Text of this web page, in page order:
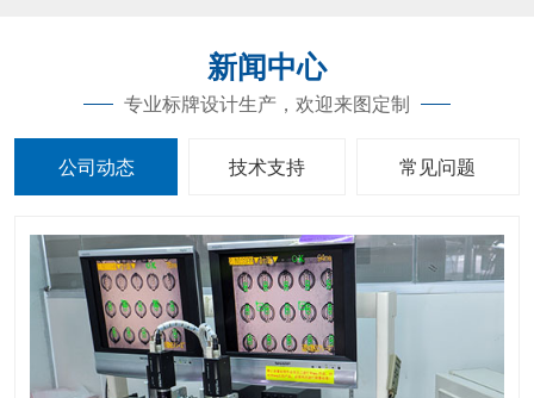
新闻中心
专业标牌设计生产，欢迎来图定制
公司动态 技术支持 常见问题